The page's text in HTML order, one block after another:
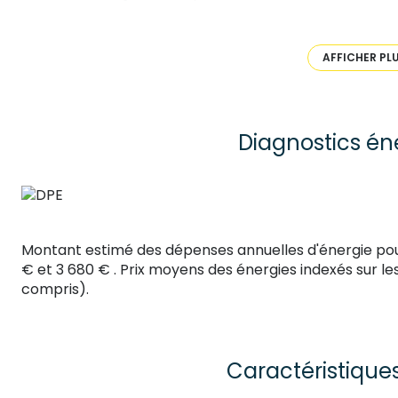
conseils 33 boulevard Maréchal Fayolle 43000 Le
de carte professionnelle CPI 4302 2021 000 000 001-
AFFICHER
Diagnostics
Montant estimé des dépenses annuelles d'énergie
€ et 3 680 € . Prix moyens des énergies indexés sur
compris).